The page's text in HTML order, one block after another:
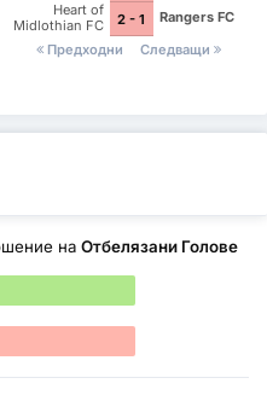
Heart of
Midlothian FC
2 - 1
Rangers FC
Предходни
Следващи
на Отбелязани Голове